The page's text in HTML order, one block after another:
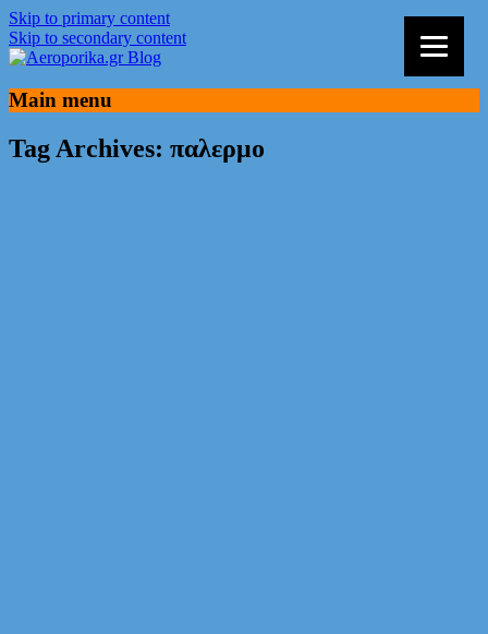
Skip to primary content
Skip to secondary content
Aeroporika.gr Blog
Αεροπορικά Εισιτήρια, Οικονομικές
Πτήσεις, Ταξίδια, Νέα και Προσφορές
Main menu
Tag Archives: παλερμο